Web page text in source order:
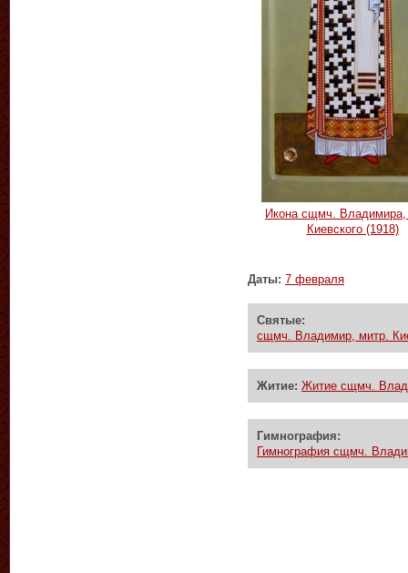
Икона сщмч. Владимира,
Киевского (1918)
Даты: 7 февраля
Святые:
сщмч. Владимир, митр.
Житие: Житие сщмч.
Гимнография:
Гимнография сщмч.